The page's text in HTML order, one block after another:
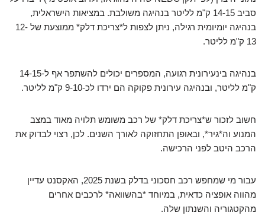
סביב 14-15 ק"מ לליטר בנהיגה משולבת. במציאות הישראלית,
בנהיגה יומיומית רגילה, ניתן לצפות ל*צריכת דלק* ממוצעת של 12-
13 ק"מ לליטר.
בנהיגה בינעירונית רגועה, המספרים יכולים להשתפר אף ל-14-15
ק"מ לליטר, ובנהיגה עירונית פקוקה הם ירדו לכ-9-10 ק"מ לליטר.
חשוב לזכור ש*צריכת דלק* של רכב משומש תלויה מאוד במצב
המנוע וה*גיר*, ובאופן התחזוקה לאורך השנים. לכן, רצוי לבדוק את
הרכב היטב לפני הרכישה.
עבור מי שמחפש רכב חסכוני בדלק בשנת 2025, האקסנט עדיין
מהווה אופציה כדאית, במיוחד *בהשוואה* לרכבים אחרים
מהקטגוריה והשנתון שלה.